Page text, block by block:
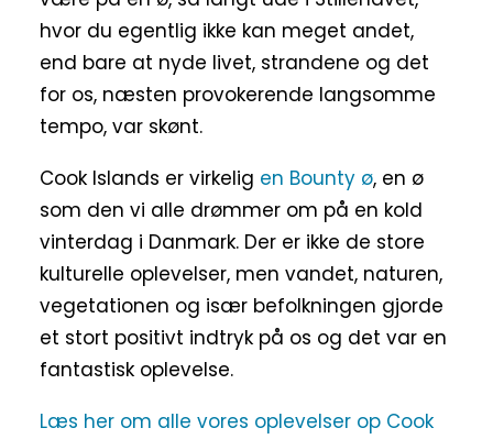
hvor du egentlig ikke kan meget andet,
end bare at nyde livet, strandene og det
for os, næsten provokerende langsomme
tempo, var skønt.
Cook Islands er virkelig en Bounty ø, en ø
som den vi alle drømmer om på en kold
vinterdag i Danmark. Der er ikke de store
kulturelle oplevelser, men vandet, naturen,
vegetationen og især befolkningen gjorde
et stort positivt indtryk på os og det var en
fantastisk oplevelse.
Læs her om alle vores oplevelser op Cook